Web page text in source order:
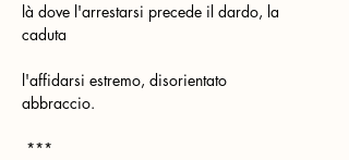
là dove l'arrestarsi precede il dardo, la
caduta
l'affidarsi estremo, disorientato
abbraccio.
***